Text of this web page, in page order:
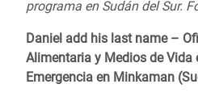
programa en Sudán del Sur.
Daniel add his last name –
Alimentaria y Medios de Vida
Emergencia en Minkaman